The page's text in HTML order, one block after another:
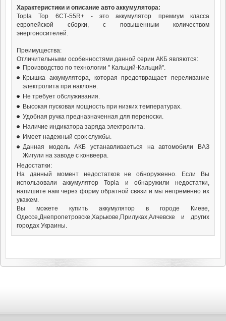
Характеристики и описание авто аккумулятора:
Topla Top 6СТ-55R+ - это аккумулятор премиум класса
европейской сборки, с повышенным количеством
энергоносителей.
Преимущества:
Отличительными особенностями данной серии АКБ являются:
Производство по технологии " Кальций-Кальций".
Крышка аккумулятора, которая предотвращает переливание
электролита при наклоне.
Не требует обслуживания.
Высокая пусковая мощность при низких температурах.
Удобная ручка предназначенная для переноски.
Наличие индикатора заряда электролита.
Имеет надежный срок службы.
Данная модель АКБ устанавливаеться на автомобили ВАЗ
Жигули на заводе с конвеера.
Недостатки:
На данный момент недостатков не обноруженно. Если Вы
использовали аккумулятор Topla и обнаружили недостатки,
напишите нам через форму обратной связи и мы непременно их
укажем.
Вы можете купить аккумулятор в городе Киеве,
Одессе,Днепропетровске,Харькове,Прилуках,Алчевске и других
городах Украины.